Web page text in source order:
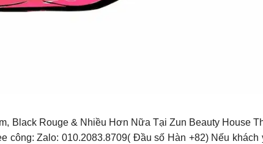
Black Rouge & Nhiều Hơn Nữa Tại Zun Beauty House
công: Zalo: 010.2083.8709( Đầu số Hàn +82) Nếu khách